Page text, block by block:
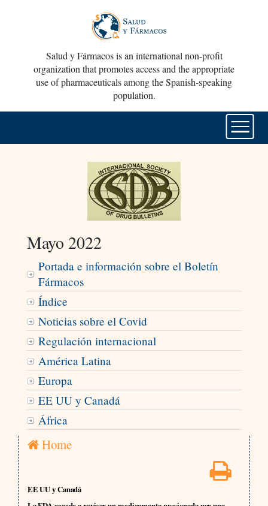
Salud y Fármacos is an international non-profit
organization that promotes access and the appropriate
use of pharmaceuticals among the Spanish-speaking
population.
Mayo 2022
Portada e información sobre el Boletín
Fármacos
Índice
Noticias sobre el Covid
Regulación internacional
América Latina
Europa
EE UU y Canadá
África
Home
EE UU y Canadá